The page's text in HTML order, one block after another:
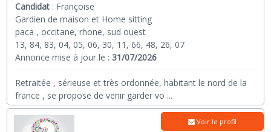
Candidat : Françoise
Gardien de maison et Home sitting
paca , occitane, rhone, sud ouest
13, 84, 83, 04, 05, 06, 30, 11, 66, 48, 26, 07
Annonce mise à jour le :31/07/2026
Retraitée , sérieuse et très ordonnée, habitant le nord de la
france , se propose de venir garder vo ...
Voir le profil